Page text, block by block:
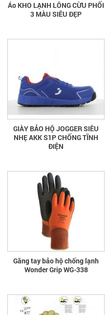
Áo KHO LẠNH LÔNG CỪU PHỐI
3 MÀU SIÊU ĐẸP
GIÀY BẢO HỘ JOGGER SIÊU
NHẸ AKK S1P CHỐNG TĨNH
ĐIỆN
Găng tay bảo hộ chống lạnh
Wonder Grip WG-338